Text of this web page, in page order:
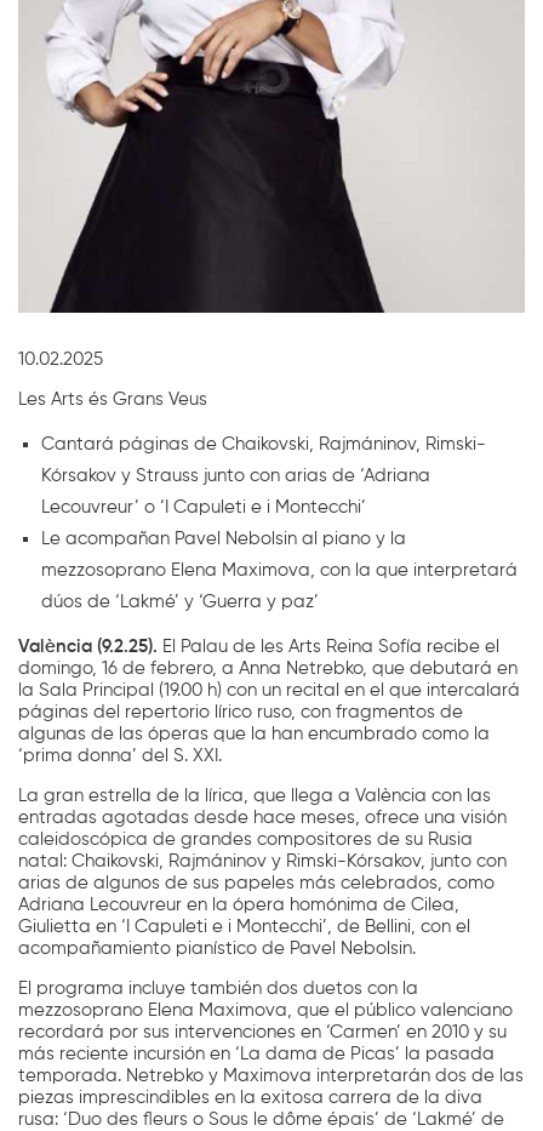
10.02.2025
Les Arts és Grans Veus
Cantará páginas de Chaikovski, Rajmáninov, Rimski-
Kórsakov y Strauss junto con arias de ‘Adriana
Lecouvreur’ o ‘I Capuleti e i Montecchi’
Le acompañan Pavel Nebolsin al piano y la
mezzosoprano Elena Maximova, con la que interpretará
dúos de ‘Lakmé’ y ‘Guerra y paz’
València (9.2.25). El Palau de les Arts Reina Sofía recibe el
domingo, 16 de febrero, a Anna Netrebko, que debutará en
la Sala Principal (19.00 h) con un recital en el que intercalará
páginas del repertorio lírico ruso, con fragmentos de
algunas de las óperas que la han encumbrado como la
‘prima donna’ del S. XXI.
La gran estrella de la lírica, que llega a València con las
entradas agotadas desde hace meses, ofrece una visión
caleidoscópica de grandes compositores de su Rusia
natal: Chaikovski, Rajmáninov y Rimski-Kórsakov, junto con
arias de algunos de sus papeles más celebrados, como
Adriana Lecouvreur en la ópera homónima de Cilea,
Giulietta en ‘I Capuleti e i Montecchi’, de Bellini, con el
acompañamiento pianístico de Pavel Nebolsin.
El programa incluye también dos duetos con la
mezzosoprano Elena Maximova, que el público valenciano
recordará por sus intervenciones en ‘Carmen’ en 2010 y su
más reciente incursión en ‘La dama de Picas’ la pasada
temporada. Netrebko y Maximova interpretarán dos de las
piezas imprescindibles en la exitosa carrera de la diva
rusa: ‘Duo des fleurs o Sous le dôme épais’ de ‘Lakmé’ de